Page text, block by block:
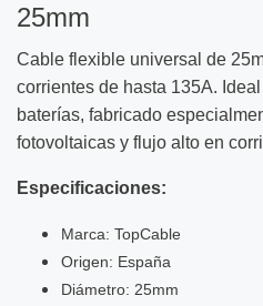
25mm
Cable flexible universal de
corrientes de hasta 135A.
baterías, fabricado
fotovoltaicas y flujo alto en
Especificaciones:
Marca: TopCable
Origen: España
Diámetro: 25mm